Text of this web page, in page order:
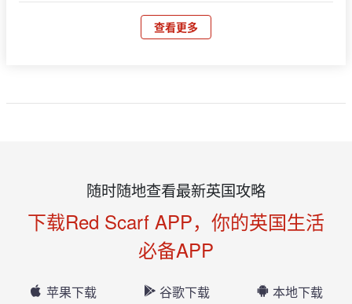
查看更多
随时随地查看最新英国攻略
下载Red Scarf APP，你的英国生活
必备APP
苹果下载 谷歌下载 本地下载